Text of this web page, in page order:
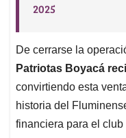
2025
De cerrarse la
Patriotas Boyacá
convirtiendo esta
historia del
financiera para el club